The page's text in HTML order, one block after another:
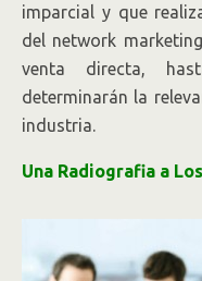
imparcial y que
del network
venta directa,
determinarán la
industria.
Una Radiografia a